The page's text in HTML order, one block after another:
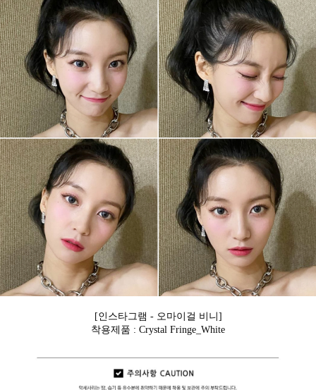
[인스타그램 - 오마이걸 비니]
착용제품 : Crystal Fringe_White